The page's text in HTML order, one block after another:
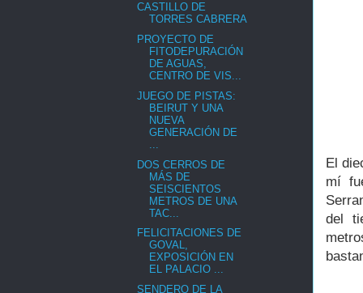
El
mí
del
CASTILLO DE
TORRES CABRERA
PROYECTO DE
FITODEPURACIÓN
DE AGUAS,
CENTRO DE VIS...
JUEGO DE PISTAS:
BEIRUT Y UNA
NUEVA
GENERACIÓN DE
DOS CERROS DE
MÁS DE
SEISCIENTOS
METROS DE UNA
TAC...
FELICITACIONES DE
GOVAL,
EXPOSICIÓN EN
EL PALACIO ...
SENDERO DE LA